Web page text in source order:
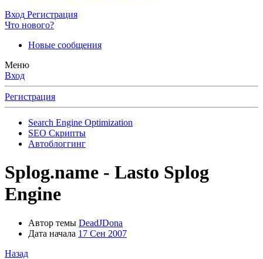
Вход Регистрация
Что нового?
Новые сообщения
Меню
Вход
Регистрация
Search Engine Optimization
SEO Скрипты
Автоблоггинг
Splog.name - Lasto Splog
Engine
Автор темы DeadJDona
Дата начала 17 Сен 2007
Назад